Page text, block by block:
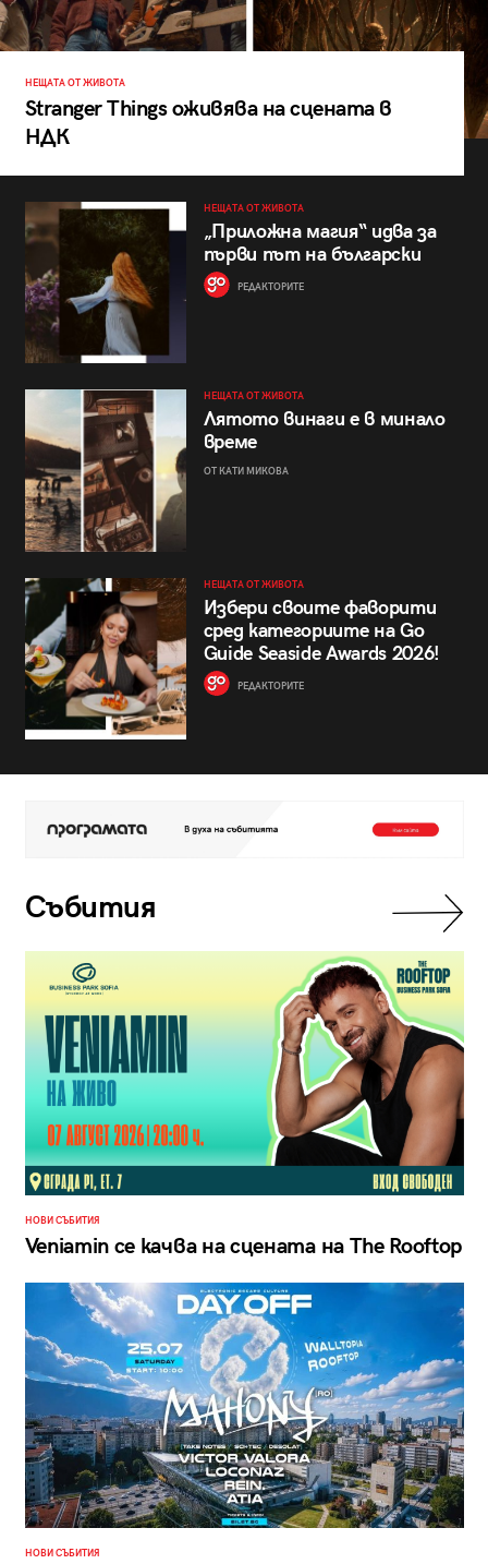
НЕЩАТА ОТ ЖИВОТА
Stranger Things оживява на сцената в
НДК
НЕЩАТА ОТ ЖИВОТА
„Приложна магия“ идва за
първи път на български
РЕДАКТОРИТЕ
НЕЩАТА ОТ ЖИВОТА
Лятото винаги е в минало
време
ОТ КАТИ МИКОВА
НЕЩАТА ОТ ЖИВОТА
Избери своите фаворити
сред категориите на Go
Guide Seaside Awards 2026!
РЕДАКТОРИТЕ
Събития
НОВИ СЪБИТИЯ
Veniamin се качва на сцената на The Rooftop
НОВИ СЪБИТИЯ